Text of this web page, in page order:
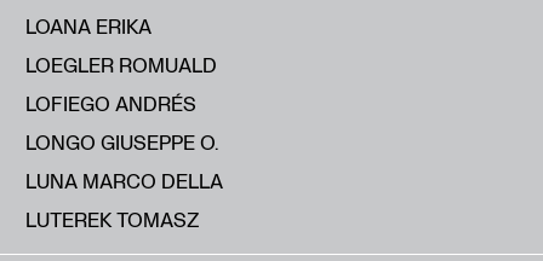
LOANA ERIKA
LOEGLER ROMUALD
LOFIEGO ANDRÉS
LONGO GIUSEPPE O.
LUNA MARCO DELLA
LUTEREK TOMASZ